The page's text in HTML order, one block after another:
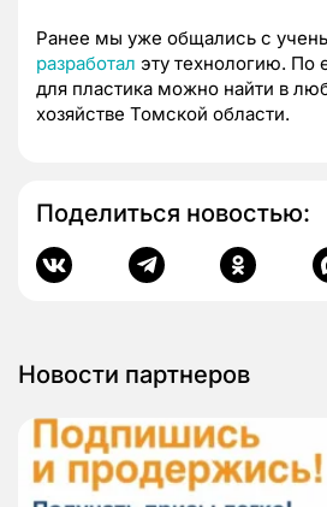
Ранее мы уже общались с
разработал эту технологию. По
для пластика можно найти в
хозяйстве Томской области.
Поделиться новостью:
Новости партнеров